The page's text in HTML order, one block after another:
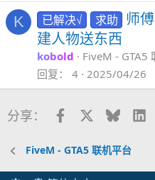
K 已解决√ 求助 师
建人物送东西
kobold
FiveM - GTA5
回复
4 2025/04/26
分享： Facebook
FiveM - GTA5 联机平台